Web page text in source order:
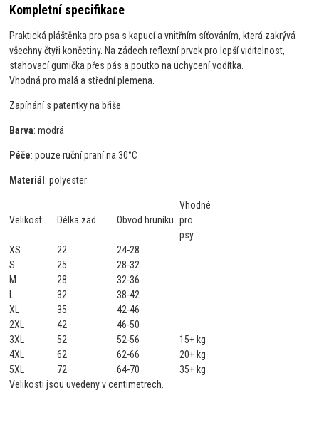
Kompletní specifikace
Praktická pláštěnka pro psa s kapucí a vnitřním síťováním, která zakrývá
všechny čtyři končetiny. Na zádech reflexní prvek pro lepší viditelnost,
stahovací gumička přes pás a poutko na uchycení vodítka.
Vhodná pro malá a střední plemena.
Zapínání s patentky na břiše.
Barva: modrá
Péče: pouze ruční praní na 30°C
Materiál: polyester
Velikost Délka zad Obvod hruníku
Vhodné
pro
psy
XS
22
24-28
S
25
28-32
M
28
32-36
L
32
38-42
XL
35
42-46
2XL
42
46-50
3XL
52 52-56
15+ kg
4XL
62 62-66
20+ kg
5XL
72 64-70
35+ kg
Velikosti jsou uvedeny v centimetrech.